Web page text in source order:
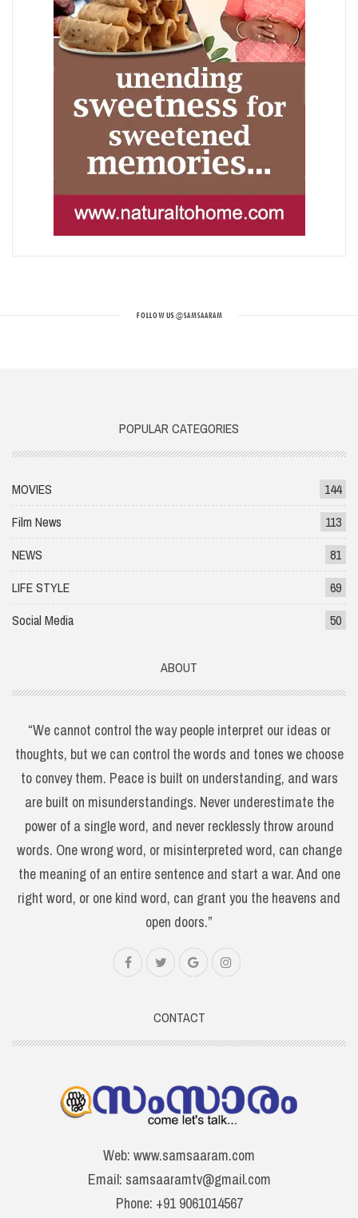
FOLLOW US@SAMSAARAM
POPULAR CATEGORIES
MOVIES
144
Film News
113
NEWS
81
LIFE STYLE
69
Social Media
50
ABOUT
“We cannot control the way people interpret our ideas or
thoughts, but we can control the words and tones we choose
to convey them. Peace is built on understanding, and wars
are built on misunderstandings. Never underestimate the
power of a single word, and never recklessly throw around
words. One wrong word, or misinterpreted word, can change
the meaning of an entire sentence and start a war. And one
right word, or one kind word, can grant you the heavens and
open doors.”
CONTACT
Web: www.samsaaram.com
Email: samsaaramtv@gmail.com
Phone: +91 9061014567